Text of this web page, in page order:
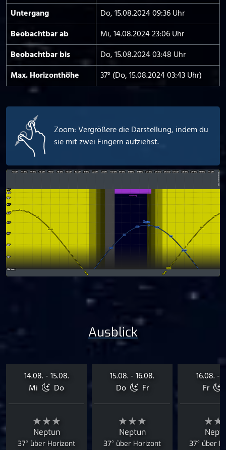
Untergang
Do, 15.08.2024 09:36 Uhr
Beobachtbar ab
Mi, 14.08.2024 23:06 Uhr
Beobachtbar bis
Do, 15.08.2024 03:48 Uhr
Max. Horizont­höhe
37° (Do, 15.08.2024 03:43 Uhr)
Zoom: Vergrößere die Darstellung, indem du
sie mit zwei Fingern aufziehst.
Ausblick
14.08. - 15.08.
Mi
Do
★★★
Neptun
37° über Horizont
15.08. - 16.08.
Do
Fr
★★★
Neptun
37° über Horizont
16.08. -
Fr
37° über